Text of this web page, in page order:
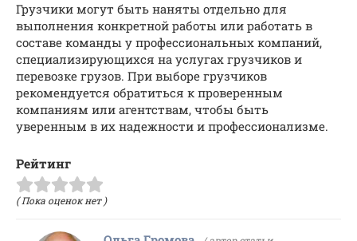
Грузчики могут быть наняты отдельно для
выполнения конкретной работы или работать в
составе команды у профессиональных компаний,
специализирующихся на услугах грузчиков и
перевозке грузов. При выборе грузчиков
рекомендуется обратиться к проверенным
компаниям или агентствам, чтобы быть
уверенным в их надежности и профессионализме.
Рейтинг
( Пока оценок нет )